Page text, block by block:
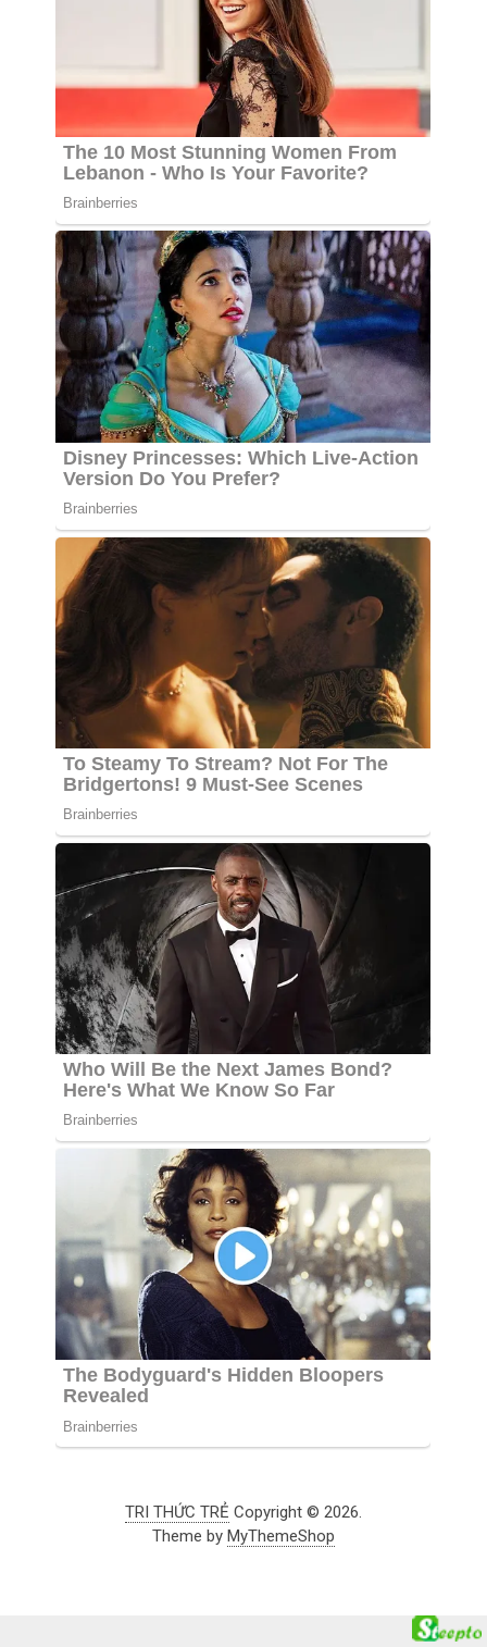
TRI THỨC TRẺ Copyright © 2026.
Theme by MyThemeShop